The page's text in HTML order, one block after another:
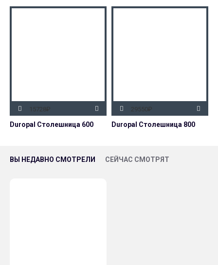
Duropal Столешница 600
15728₽
Duropal Столешница 800
29550₽
ВЫ НЕДАВНО СМОТРЕЛИ СЕЙЧАС СМОТРЯТ